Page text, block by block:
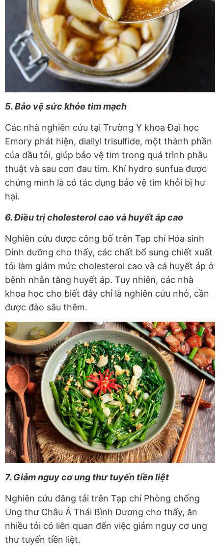
5. Bảo vệ sức khỏe tim mạch
Các nhà nghiên cứu tại Trường Y khoa Đại học
Emory phát hiện, diallyl trisulfide, một thành phần
của dầu tỏi, giúp bảo vệ tim trong quá trình phẫu
thuật và sau cơn đau tim. Khí hydro sunfua được
chứng minh là có tác dụng bảo vệ tim khỏi bị hư
hại.
6. Điều trị cholesterol cao và huyết áp cao
Nghiên cứu được công bố trên Tạp chí Hóa sinh
Dinh dưỡng cho thấy, các chất bổ sung chiết xuất
tỏi làm giảm mức cholesterol cao và cả huyết áp ở
bệnh nhân tăng huyết áp. Tuy nhiên, các nhà
khoa học cho biết đây chỉ là nghiên cứu nhỏ, cần
được đào sâu thêm.
7. Giảm nguy cơ ung thư tuyến tiền liệt
Nghiên cứu đăng tải trên Tạp chí Phòng chống
Ung thư Châu Á Thái Bình Dương cho thấy, ăn
nhiều tỏi có liên quan đến việc giảm nguy cơ ung
thư tuyến tiền liệt.